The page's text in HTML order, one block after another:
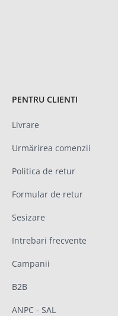
PENTRU CLIENTI
Livrare
Urmărirea comenzii
Politica de retur
Formular de retur
Sesizare
Intrebari frecvente
Campanii
B2B
ANPC - SAL